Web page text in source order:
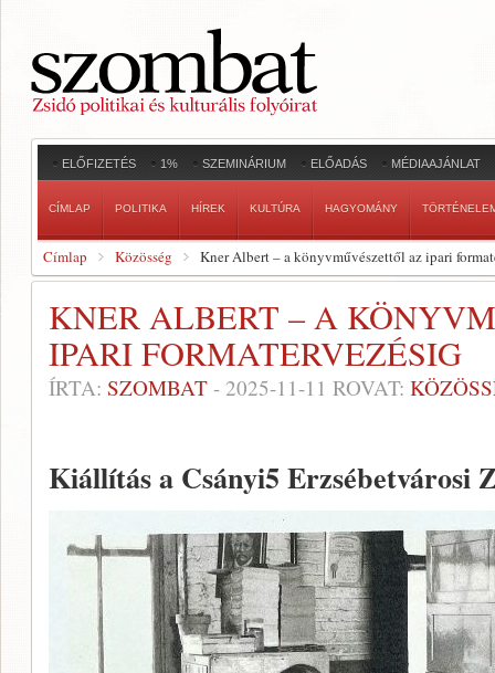
ELŐFIZETÉS 1% SZEMINÁRIUM ELŐADÁS MÉDIAAJÁNLAT
CÍMLAP POLITIKA HÍREK KULTÚRA HAGYOMÁNY
Címlap Közösség Kner Albert – a könyvművészettől az ipari
KNER ALBERT – A
IPARI FORMATERVEZÉSIG
ÍRTA: SZOMBAT - 2025-11-11 ROVAT:
Kiállítás a Csányi5 Erzsébetvárosi